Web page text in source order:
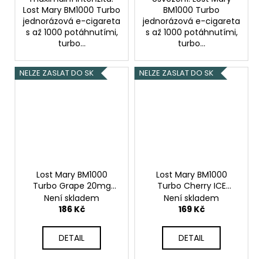
Lost Mary BM1000 Turbo
jednorázová e-cigareta
s až 1000 potáhnutími,
turbo...
BM1000 Turbo
jednorázová e-cigareta
s až 1000 potáhnutími,
turbo...
NELZE ZASLAT DO SK
Lost Mary BM1000
Turbo Grape 20mg
Hroznové víno
Není skladem
186 Kč
DETAIL
NELZE ZASLAT DO SK
Lost Mary BM1000
Turbo Cherry ICE
20mgLedová třešeň
Není skladem
169 Kč
DETAIL